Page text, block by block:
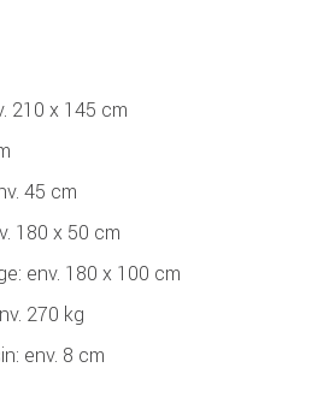
210 x 145 cm
45 cm
180 x 50 cm
env. 180 x 100 cm
270 kg
env. 8 cm